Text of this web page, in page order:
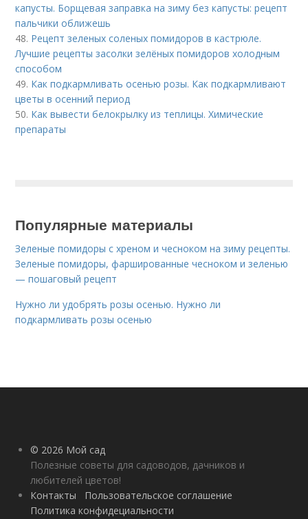
капусты. Борщевая заправка на зиму без капусты: рецепт
пальчики оближешь
48. Рецепт зеленых соленых помидоров в кастрюле.
Лучшие рецепты засолки зелёных помидоров холодным
способом
49. Как подкармливать осенью розы. Как подкармливают
цветы в осенний период
50. Как вывести белокрылку из теплицы. Химические
препараты
Популярные материалы
Зеленые помидоры с хреном и чесноком на зиму рецепты.
Зеленые помидоры, фаршированные чесноком и зеленью
— пошаговый рецепт
Нужно ли удобрять розы осенью. Нужно ли
подкармливать розы осенью
© 2026 Мой сад
Полезные советы для садоводов, дачников и
любителей цветов!
Контакты
Пользовательское соглашение
Политика конфидециальности